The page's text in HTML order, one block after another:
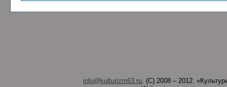
Webvertex - создание и